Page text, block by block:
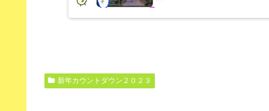
新年カウントダウン２０２３